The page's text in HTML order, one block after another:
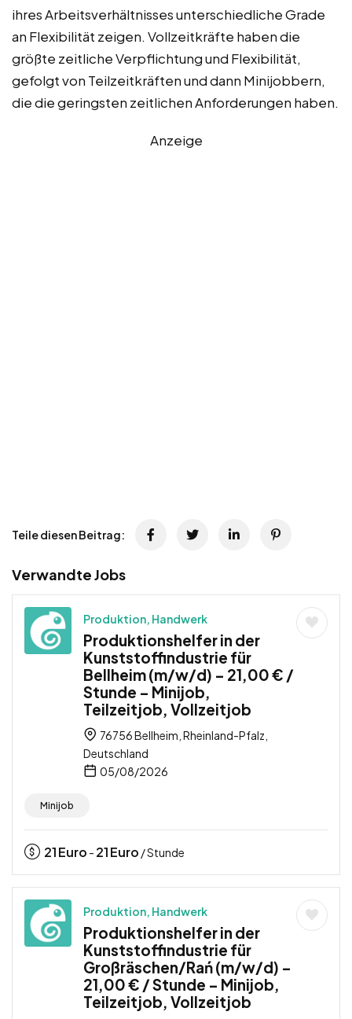
ihres Arbeitsverhältnisses unterschiedliche Grade
an Flexibilität zeigen. Vollzeitkräfte haben die
größte zeitliche Verpflichtung und Flexibilität,
gefolgt von Teilzeitkräften und dann Minijobbern,
die die geringsten zeitlichen Anforderungen haben.
Anzeige
Teile diesen Beitrag:
Verwandte Jobs
Produktion, Handwerk
Produktionshelfer in der
Kunststoffindustrie für
Bellheim (m/w/d) – 21,00 € /
Stunde – Minijob,
Teilzeitjob, Vollzeitjob
76756 Bellheim, Rheinland-Pfalz,
Deutschland
05/08/2026
Minijob
21Euro - 21Euro / Stunde
Produktion, Handwerk
Produktionshelfer in der
Kunststoffindustrie für
Großräschen/Rań (m/w/d) –
21,00 € / Stunde – Minijob,
Teilzeitjob, Vollzeitjob